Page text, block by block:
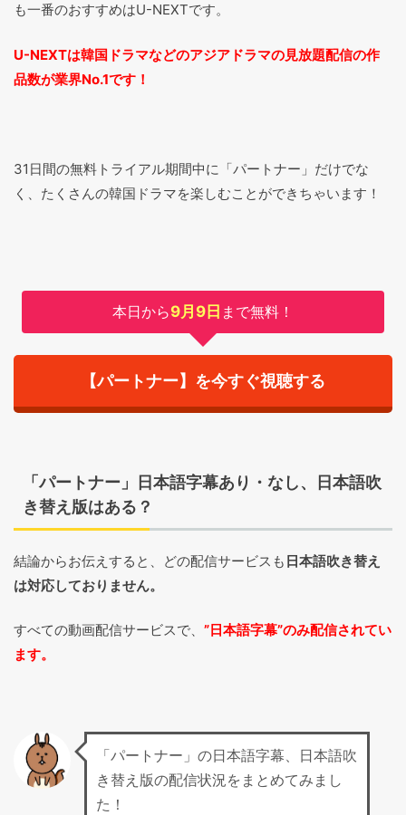
も一番のおすすめはU-NEXTです。
U-NEXTは韓国ドラマなどのアジアドラマの見放題配信の作
品数が業界No.1です！
31日間の無料トライアル期間中に「パートナー」だけでな
く、たくさんの韓国ドラマを楽しむことができちゃいます！
本日から9月9日 まで無料！
【パートナー】を今すぐ視聴する
「パートナー」日本語字幕あり・なし、日本語吹
き替え版はある？
結論からお伝えすると、どの配信サービスも 日本語吹き替え
は対応しておりません。
すべての動画配信サービスで、 ”日本語字幕”のみ配信されてい
ます。
「パートナー」の日本語字幕、日本語吹
き替え版の配信状況をまとめてみまし
た！